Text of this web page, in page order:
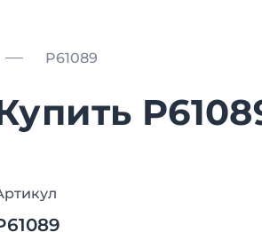
P61089